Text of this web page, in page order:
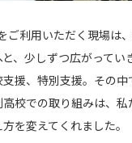
利用いただく現場は、
、少しずつ広がってい
援、特別支援。その
校での取り組みは、
を変えてくれました。